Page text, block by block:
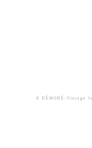
© DÉMODÉ-Vintage